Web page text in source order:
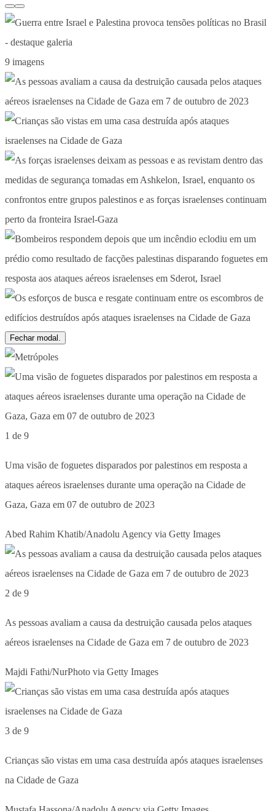
9 imagens
Fechar modal.
1 de 9
Uma visão de foguetes disparados por palestinos em resposta a
ataques aéreos israelenses durante uma operação na Cidade de
Gaza, Gaza em 07 de outubro de 2023
Abed Rahim Khatib/Anadolu Agency via Getty Images
2 de 9
As pessoas avaliam a causa da destruição causada pelos ataques
aéreos israelenses na Cidade de Gaza em 7 de outubro de 2023
Majdi Fathi/NurPhoto via Getty Images
3 de 9
Crianças são vistas em uma casa destruída após ataques israelenses
na Cidade de Gaza